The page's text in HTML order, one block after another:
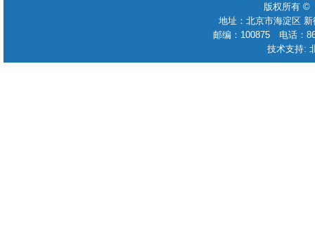
版权所有 ©
地址：北京市海淀区
邮编：100875 电话：
技术支持: